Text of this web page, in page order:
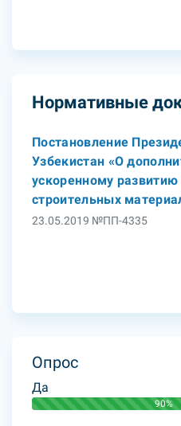
Нормативные
Постановление
Узбекистан «О
ускоренному
строительных
23.05.2019 №ПП-4335
Опрос
Да
90%